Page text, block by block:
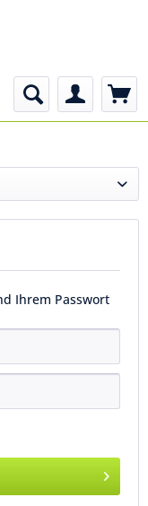
Ihrem Passwort